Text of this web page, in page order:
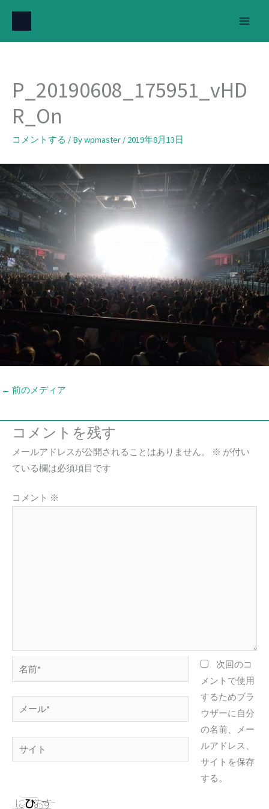
を
P_20190608_175951_vHD
R_On
コメントする / Bywpmaster / 2019年8月13日
← 前のメディア
コメントを残す
メールアドレスが公開されることはありません。 ※ が付い
ている欄は必須項目です
コメント ※
前
*
ー
ル
イ
次回のコ
メントで使用
するためブラ
ウザーに自分
の名前、メー
ルアドレス、
サイトを保存
する。